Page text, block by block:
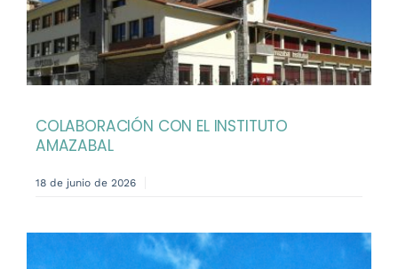
COLABORACIÓN CON EL INSTITUTO
AMAZABAL
18 de junio de 2026